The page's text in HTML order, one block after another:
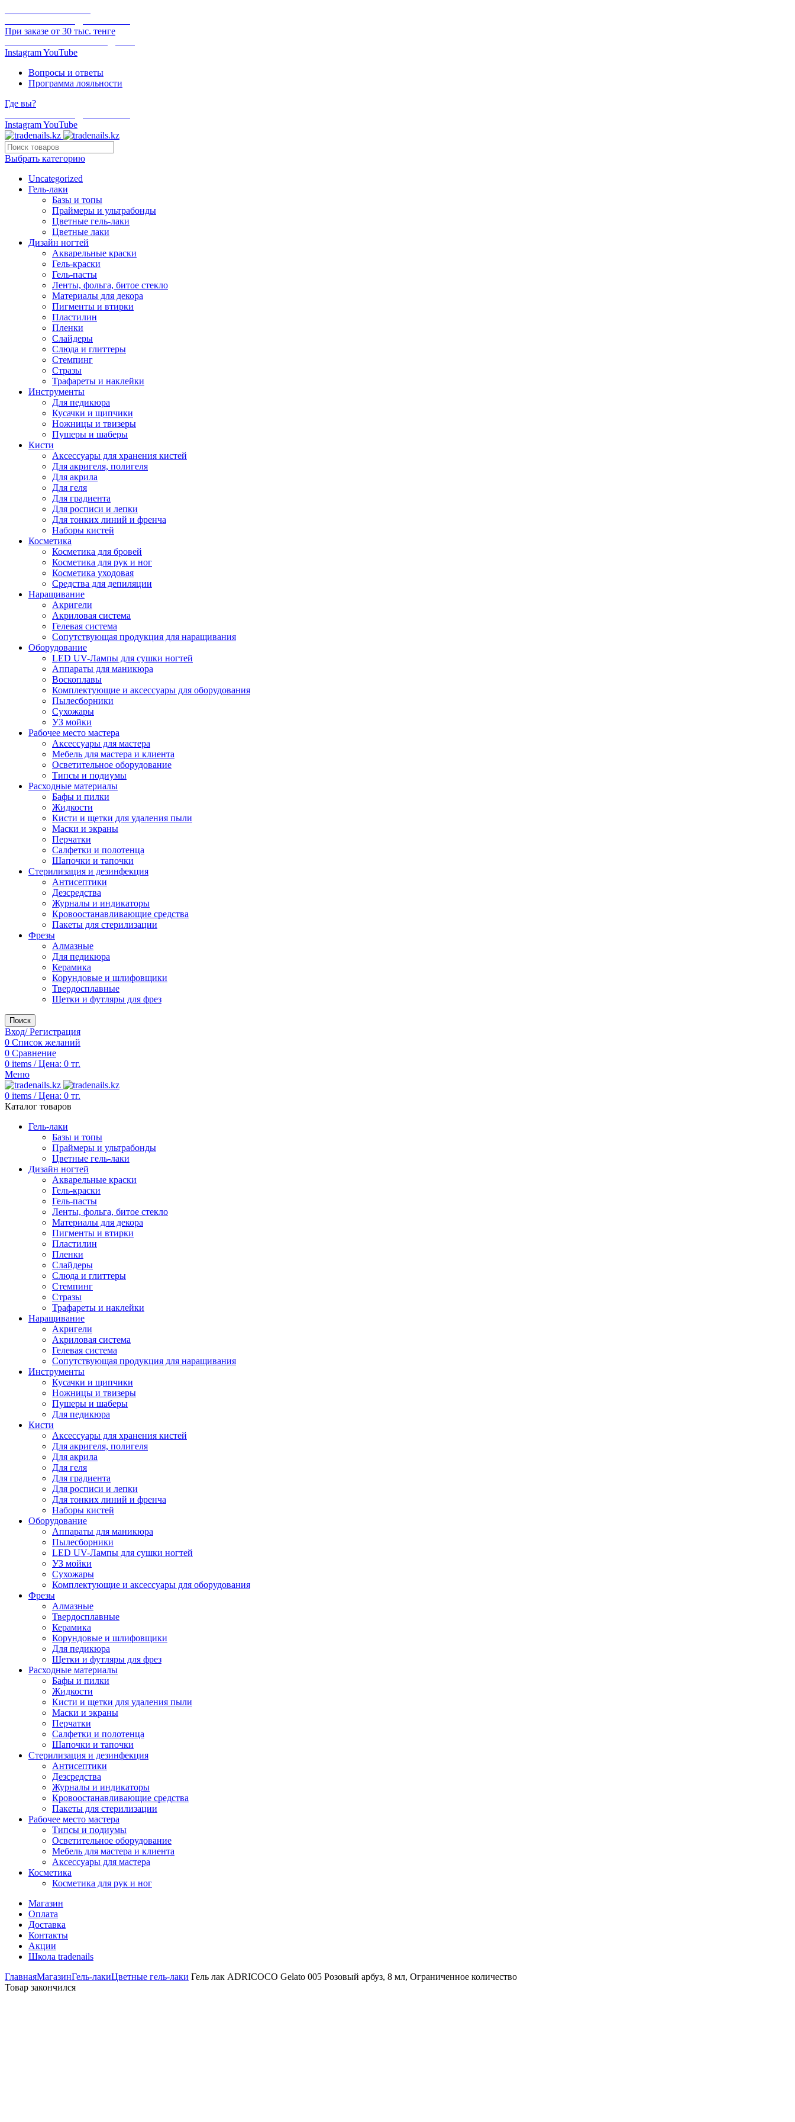
При заказе от 30 тыс. тенге
InstagramYouTube
Вопросы и ответы
Программа лояльности
Где вы?
InstagramYouTube
Выбрать категорию
Uncategorized
Гель-лаки
Базы и топы
Праймеры и ультрабонды
Цветные гель-лаки
Цветные лаки
Дизайн ногтей
Акварельные краски
Гель-краски
Гель-пасты
Ленты, фольга, битое стекло
Материалы для декора
Пигменты и втирки
Пластилин
Пленки
Слайдеры
Слюда и глиттеры
Стемпинг
Стразы
Трафареты и наклейки
Инструменты
Для педикюра
Кусачки и щипчики
Ножницы и твизеры
Пушеры и шаберы
Кисти
Аксессуары для хранения кистей
Для акригеля, полигеля
Для акрила
Для геля
Для градиента
Для росписи и лепки
Для тонких линий и френча
Наборы кистей
Косметика
Косметика для бровей
Косметика для рук и ног
Косметика уходовая
Средства для депиляции
Наращивание
Акригели
Акриловая система
Гелевая система
Сопутствующая продукция для наращивания
Оборудование
LED UV-Лампы для сушки ногтей
Аппараты для маникюра
Воскоплавы
Комплектующие и аксессуары для оборудования
Пылесборники
Сухожары
УЗ мойки
Рабочее место мастера
Аксессуары для мастера
Мебель для мастера и клиента
Осветительное оборудование
Типсы и подиумы
Расходные материалы
Бафы и пилки
Жидкости
Кисти и щетки для удаления пыли
Маски и экраны
Перчатки
Салфетки и полотенца
Шапочки и тапочки
Стерилизация и дезинфекция
Антисептики
Дезсредства
Журналы и индикаторы
Кровоостанавливающие средства
Пакеты для стерилизации
Фрезы
Алмазные
Для педикюра
Керамика
Корундовые и шлифовщики
Твердосплавные
Щетки и футляры для фрез
Поиск
Вход/ Регистрация
0 Список желаний
0 Сравнение
0 items / Цена: 0 тг.
Меню
0 items / Цена: 0 тг.
Каталог товаров
Гель-лаки
Базы и топы
Праймеры и ультрабонды
Цветные гель-лаки
Дизайн ногтей
Акварельные краски
Гель-краски
Гель-пасты
Ленты, фольга, битое стекло
Материалы для декора
Пигменты и втирки
Пластилин
Пленки
Слайдеры
Слюда и глиттеры
Стемпинг
Стразы
Трафареты и наклейки
Наращивание
Акригели
Акриловая система
Гелевая система
Сопутствующая продукция для наращивания
Инструменты
Кусачки и щипчики
Ножницы и твизеры
Пушеры и шаберы
Для педикюра
Кисти
Аксессуары для хранения кистей
Для акригеля, полигеля
Для акрила
Для геля
Для градиента
Для росписи и лепки
Для тонких линий и френча
Наборы кистей
Оборудование
Аппараты для маникюра
Пылесборники
LED UV-Лампы для сушки ногтей
УЗ мойки
Сухожары
Комплектующие и аксессуары для оборудования
Фрезы
Алмазные
Твердосплавные
Керамика
Корундовые и шлифовщики
Для педикюра
Щетки и футляры для фрез
Расходные материалы
Бафы и пилки
Жидкости
Кисти и щетки для удаления пыли
Маски и экраны
Перчатки
Салфетки и полотенца
Шапочки и тапочки
Стерилизация и дезинфекция
Антисептики
Дезсредства
Журналы и индикаторы
Кровоостанавливающие средства
Пакеты для стерилизации
Рабочее место мастера
Типсы и подиумы
Осветительное оборудование
Мебель для мастера и клиента
Аксессуары для мастера
Косметика
Косметика для рук и ног
Магазин
Оплата
Доставка
Контакты
Акции
Школа tradenails
ГлавнаяМагазинГель-лакиЦветные гель-лаки Гель лак ADRICOCO Gelato 005 Розовый арбуз, 8 мл, Ограниченное количество
Товар закончился